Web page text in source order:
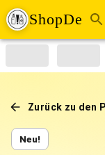
ShopDe
Zurück zu den
Neu!